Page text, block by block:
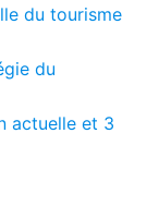
du tourisme
du
actuelle et 3